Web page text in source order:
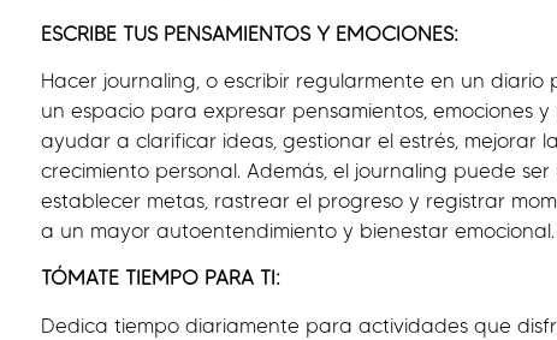
ESCRIBE TUS PENSAMIENTOS Y EMOCIONES:
Hacer journaling, o escribir regularmente en un
un espacio para expresar pensamientos, emociones
ayudar a clarificar ideas, gestionar el estrés, mejorar
crecimiento personal. Además, el journaling puede
establecer metas, rastrear el progreso y registrar
a un mayor autoentendimiento y bienestar emocional.
TÓMATE TIEMPO PARA TI:
Dedica tiempo diariamente para actividades que